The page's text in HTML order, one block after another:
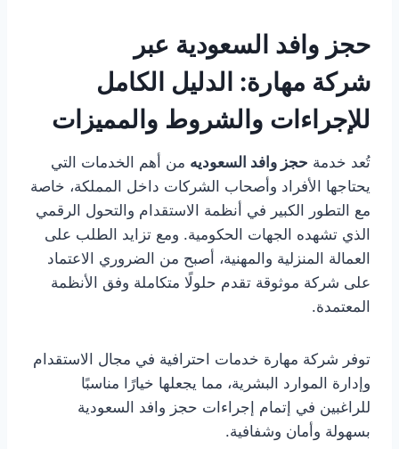
حجز وافد السعودية عبر
شركة مهارة: الدليل الكامل
للإجراءات والشروط والمميزات
تُعد خدمة حجز وافد السعوديه من أهم الخدمات التي
يحتاجها الأفراد وأصحاب الشركات داخل المملكة، خاصة
مع التطور الكبير في أنظمة الاستقدام والتحول الرقمي
الذي تشهده الجهات الحكومية. ومع تزايد الطلب على
العمالة المنزلية والمهنية، أصبح من الضروري الاعتماد
على شركة موثوقة تقدم حلولًا متكاملة وفق الأنظمة
المعتمدة.
توفر شركة مهارة خدمات احترافية في مجال الاستقدام
وإدارة الموارد البشرية، مما يجعلها خيارًا مناسبًا
للراغبين في إتمام إجراءات حجز وافد السعودية
بسهولة وأمان وشفافية.